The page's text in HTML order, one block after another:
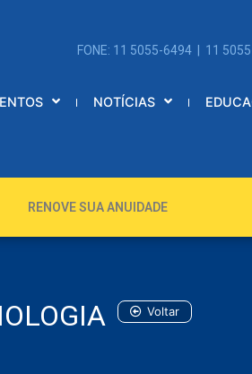
FONE: 11 5055-6494 | 11
NOTÍCIAS
RENOVE SUA ANUIDADE
Voltar